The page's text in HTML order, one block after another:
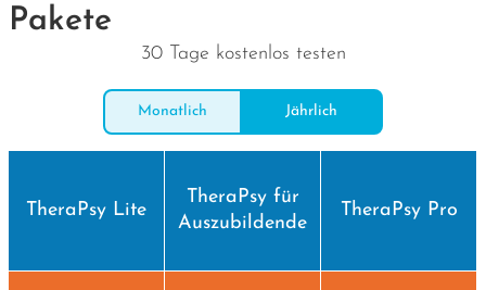
Pakete
30 Tage kostenlos testen
Monatlich Jährlich
TheraPsy Lite
TheraPsy für
Auszubildende
TheraPsy Pro